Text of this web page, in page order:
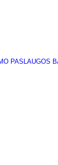
PASLAUGOS